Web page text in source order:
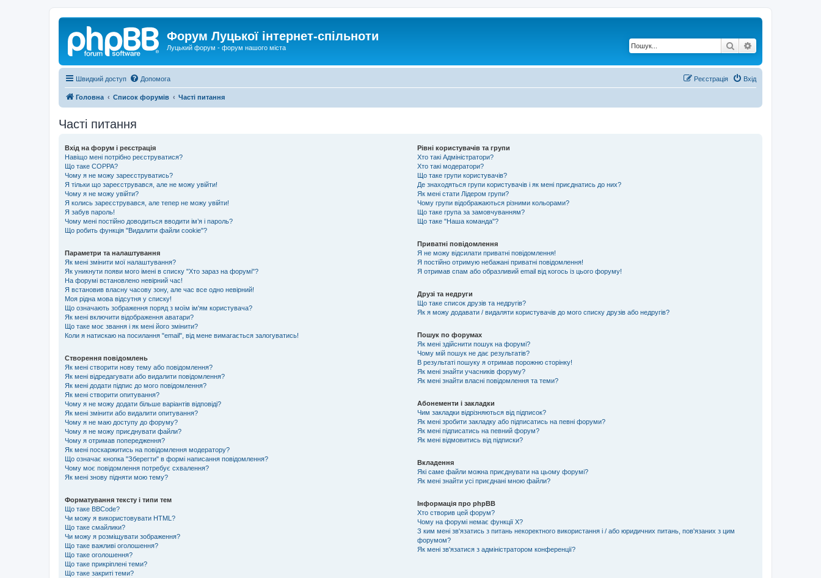
Форум Луцької інтернет-спільноти
Луцький форум - форум нашого міста Пошук
Швидкий доступ Допомога Вхід
Реєстрація
Головна Список форумів Часті питання
Часті питання
Вхід на форум і реєстрація
Навіщо мені потрібно реєструватися?
Що таке COPPA?
Чому я не можу зареєструватись?
Я тільки що зареєструвався, але не можу увійти!
Чому я не можу увійти?
Я колись зареєструвався, але тепер не можу увійти!
Я забув пароль!
Чому мені постійно доводиться вводити ім’я і пароль?
Що робить функція "Видалити файли cookie"?
Параметри та налаштування
Як мені змінити мої налаштування?
Як уникнути появи мого імені в списку "Хто зараз на форумі"?
На форумі встановлено невірний час!
Я встановив власну часову зону, але час все одно невірний!
Моя рідна мова відсутня у списку!
Що означають зображення поряд з моїм ім'ям користувача?
Як мені включити відображення аватари?
Що таке моє звання і як мені його змінити?
Коли я натискаю на посилання "email", від мене вимагається залогуватись!
Створення повідомлень
Як мені створити нову тему або повідомлення?
Як мені відредагувати або видалити повідомлення?
Як мені додати підпис до мого повідомлення?
Як мені створити опитування?
Чому я не можу додати більше варіантів відповіді?
Як мені змінити або видалити опитування?
Чому я не маю доступу до форуму?
Чому я не можу приєднувати файли?
Чому я отримав попередження?
Як мені поскаржитись на повідомлення модератору?
Що означає кнопка "Зберегти" в формі написання повідомлення?
Чому моє повідомлення потребує схвалення?
Як мені знову підняти мою тему?
Форматування тексту і типи тем
Що таке BBCode?
Чи можу я використовувати HTML?
Що таке смайлики?
Чи можу я розміщувати зображення?
Що таке важливі оголошення?
Що таке оголошення?
Що таке прикріплені теми?
Що таке закриті теми?
Рівні користувачів та групи
Хто такі Адміністратори?
Хто такі модератори?
Що таке групи користувачів?
Де знаходяться групи користувачів і як мені приєднатись до них?
Як мені стати Лідером групи?
Чому групи відображаються різними кольорами?
Що таке група за замовчуванням?
Що таке "Наша команда"?
Приватні повідомлення
Я не можу відсилати приватні повідомлення!
Я постійно отримую небажані приватні повідомлення!
Я отримав спам або образливий email від когось із цього форуму!
Друзі та недруги
Що таке список друзів та недругів?
Як я можу додавати / видаляти користувачів до мого списку друзів або недругів?
Пошук по форумах
Як мені здійснити пошук на форумі?
Чому мій пошук не дає результатів?
В результаті пошуку я отримав порожню сторінку!
Як мені знайти учасників форуму?
Як мені знайти власні повідомлення та теми?
Абонементи і закладки
Чим закладки відрізняються від підписок?
Як мені зробити закладку або підписатись на певні форуми?
Як мені підписатись на певний форум?
Як мені відмовитись від підписки?
Вкладення
Які саме файли можна приєднувати на цьому форумі?
Як мені знайти усі приєднані мною файли?
Інформація про phpBB
Хто створив цей форум?
Чому на форумі немає функції X?
З ким мені зв'язатись з питань некоректного використання і / або юридичних питань, пов'язаних з цим
форумом?
Як мені зв'язатися з адміністратором конференції?